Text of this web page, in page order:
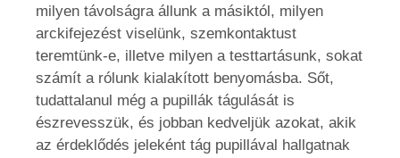
milyen távolságra állunk a másiktól, milyen
arckifejezést viselünk, szemkontaktust
teremtünk-e, illetve milyen a testtartásunk, sokat
számít a rólunk kialakított benyomásba. Sőt,
tudattalanul még a pupillák tágulását is
észrevesszük, és jobban kedveljük azokat, akik
az érdeklődés jeleként tág pupillával hallgatnak